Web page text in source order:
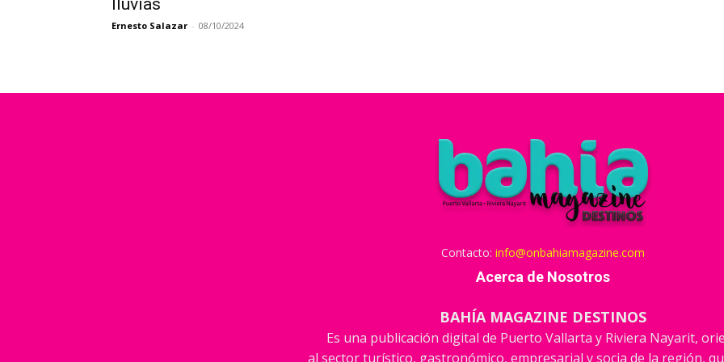
lluvias
Ernesto Salazar - 08/10/2024
Contacto: info@onbahiamagazine.com
Acerca de Nosotros
BAHÍA MAGAZINE DESTINOS
Es una publicación digital de Puerto Vallarta y Riviera Nayarit,
al sector turístico, gastronómico, empresarial y socia de la región,